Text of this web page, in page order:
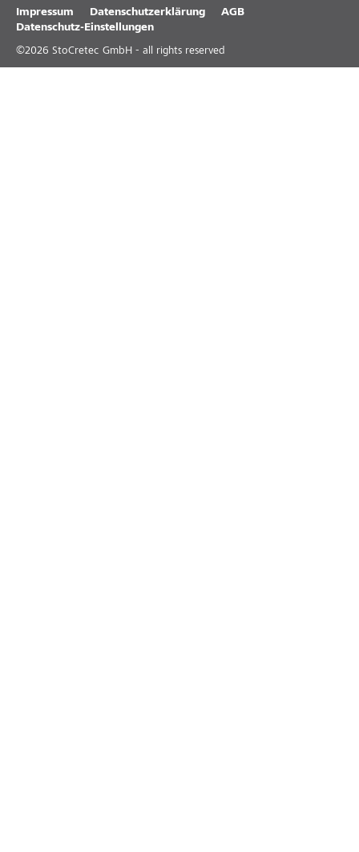
Impressum Datenschutzerklärung
AGB
Datenschutz-Einstellungen
©2026 StoCretec GmbH - all rights reserved